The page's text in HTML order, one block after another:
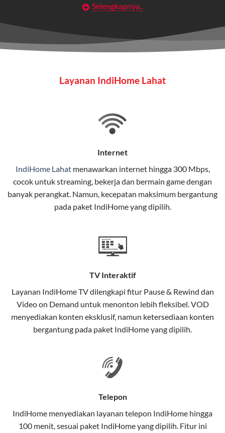
Layanan Wifi Indihome ini dirancang untuk
maupun individu yang membutuhkan konektivitas dan
hiburan berkualitas tinggi.
pengguna rumah dan bisnis.
stabil, dan memiliki berbagai pilihan paket IndiHome
Selain internet, layanan IndiHome juga mencakup TV
interaktif (IndiHome TV) dan telepon rumah dalam
satu paket.
Teknologi di Balik WiFi IndiHome
Wifi IndiHome menggunakan teknologi Fiber To The
menggunakan kabel serat optik hingga ke rumah
pelanggan. Teknologi ini memiliki beberapa
keunggulan:
Kecepatan Tinggi
dibandingkan kabel tembaga atau DSL.
elektromagnetik, sehingga koneksi tetap lancar.
Selengkapnya..
Layanan IndiHome Lahat
Internet
IndiHome Lahatmenawarkan internethingga 300 Mbps,
cocok untuk streaming, bekerja dan bermain game dengan
banyak perangkat. Namun, kecepatan maksimum bergantung
pada paket IndiHome yang dipilih.
TV Interaktif
Layanan IndiHome TVdilengkapi fitur Pause & Rewind dan
Video on Demand untuk menonton lebih fleksibel. VOD
menyediakan konten eksklusif, namun ketersediaan konten
bergantung pada paket IndiHome yang dipilih.
Telepon
IndiHome menyediakan layanan telepon IndiHome hingga
100 menit, sesuai paket IndiHome yang dipilih. Fitur ini